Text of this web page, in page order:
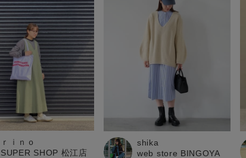
お知らせ・ご利用ガイド
お知らせ
ご利用ガイド
ギフトラッピング
お問い合わせ
この条件で絞り込む
ｒｉｎｏ
SUPER SHOP 松江店
shika
web store BINGOYA